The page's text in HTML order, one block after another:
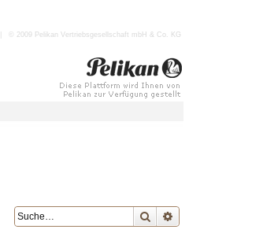
| © 2009 Pelikan Vertriebsgesellschaft mbH & Co. KG
Suche